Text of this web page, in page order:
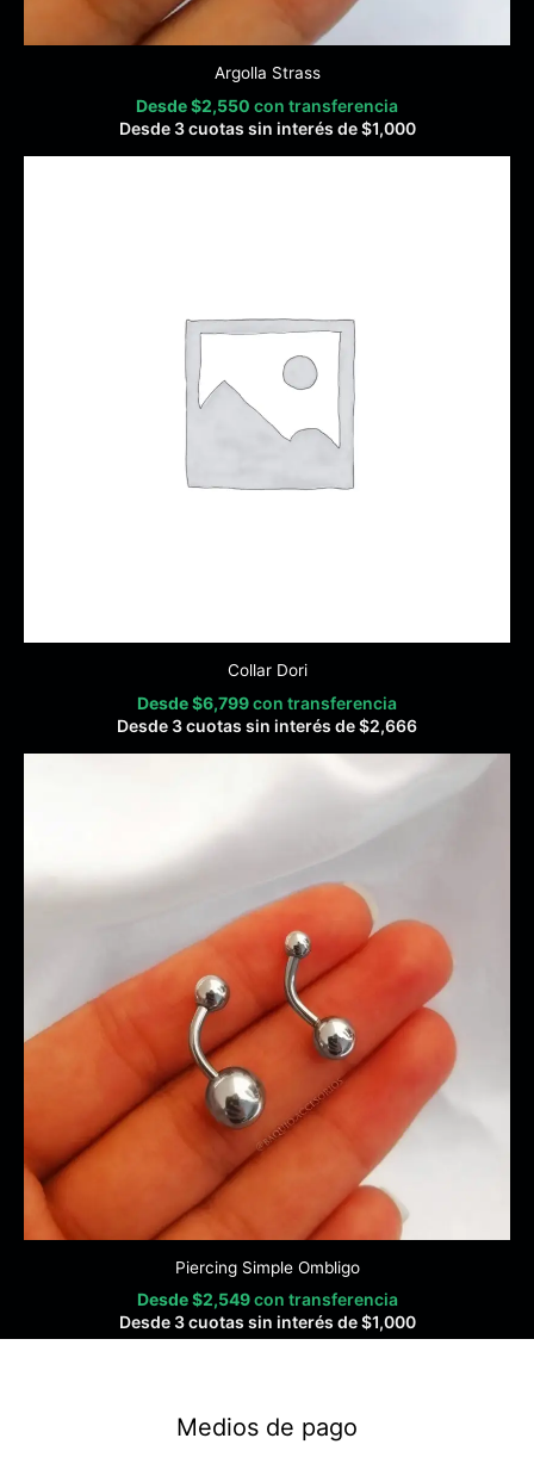
Argolla Strass
Desde$2,550 con transferencia
Desde 3 cuotas sin interés de$1,000
Collar Dori
Desde$6,799con transferencia
Desde 3 cuotas sin interés de$2,666
Piercing Simple Ombligo
Desde$2,549 con transferencia
Desde 3 cuotas sin interés de$1,000
Medios de pago